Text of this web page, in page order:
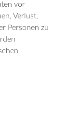
vor
Verlust,
Personen zu